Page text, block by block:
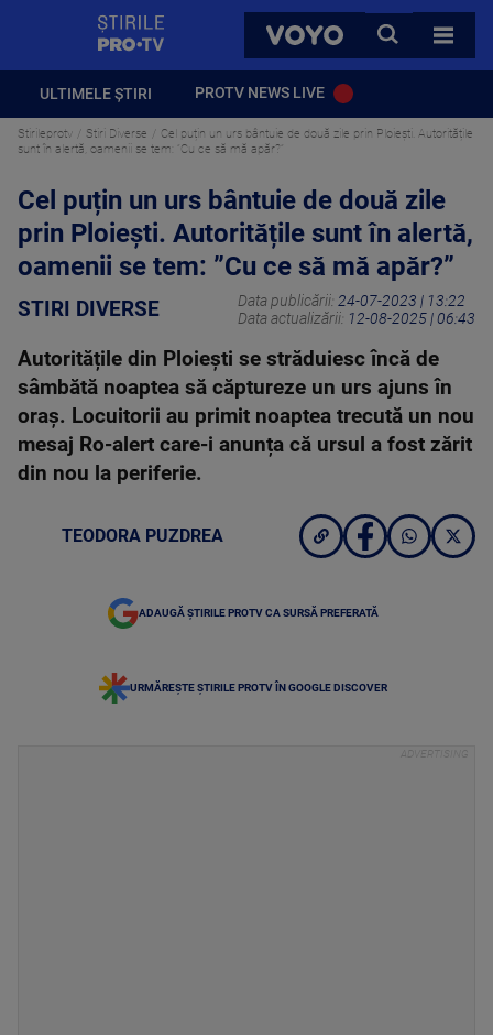
VOYO
CAUTA
TOATE
ULTIMELE ȘTIRI PROTV NEWS LIVE
Stirileprotv Stiri Diverse
Cel puțin un urs bântuie de două zile prin Ploiești. Autoritățile
sunt în alertă, oamenii se tem: ”Cu ce să mă apăr?”
Cel puțin un urs bântuie de două zile
prin Ploiești. Autoritățile sunt în alertă,
oamenii se tem: ”Cu ce să mă apăr?”
STIRI DIVERSE Data publicării: 24-07-2023 | 13:22
Data actualizării: 12-08-2025 | 06:43
Autoritățile din Ploiești se străduiesc încă de
sâmbătă noaptea să căptureze un urs ajuns în
oraș. Locuitorii au primit noaptea trecută un nou
mesaj Ro-alert care-i anunța că ursul a fost zărit
din nou la periferie.
TEODORA PUZDREA
ADAUGĂ ȘTIRILE PROTV CA SURSĂ PREFERATĂ
URMĂREȘTE ȘTIRILE PROTV ÎN GOOGLE DISCOVER